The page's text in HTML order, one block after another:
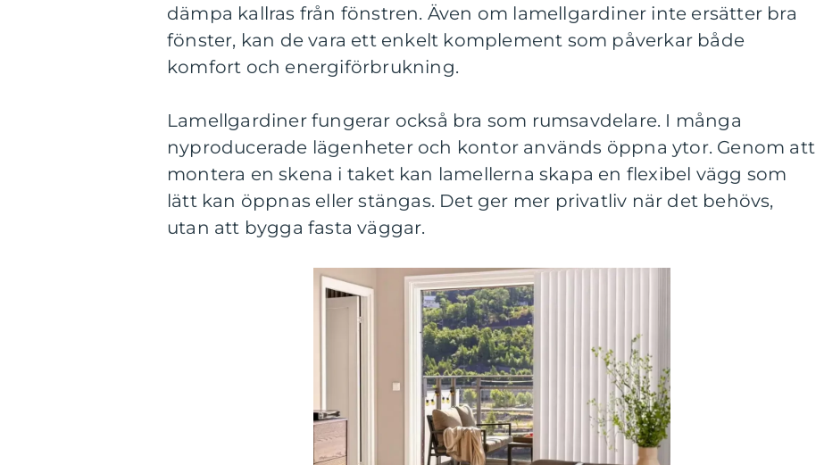
dämpa kallras från fönstren. Även om lamellgardiner inte ersätter bra
fönster, kan de vara ett enkelt komplement som påverkar både
komfort och energiförbrukning.
Lamellgardiner fungerar också bra som rumsavdelare. I många
nyproducerade lägenheter och kontor används öppna ytor. Genom att
montera en skena i taket kan lamellerna skapa en flexibel vägg som
lätt kan öppnas eller stängas. Det ger mer privatliv när det behövs,
utan att bygga fasta väggar.